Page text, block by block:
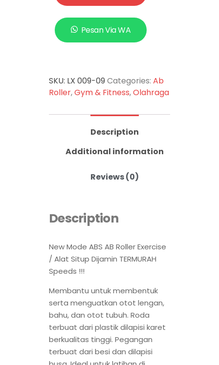
Pesan Via WA
SKU: LX 009-09 Categories: Ab
Roller,Gym & Fitness,Olahraga
Description
Additional information
Reviews (0)
Description
New Mode ABS AB Roller Exercise
/ Alat Situp Dijamin TERMURAH
Speeds !!!
Membantu untuk membentuk
serta menguatkan otot lengan,
bahu, dan otot tubuh. Roda
terbuat dari plastik dilapisi karet
berkualitas tinggi. Pegangan
terbuat dari besi dan dilapisi